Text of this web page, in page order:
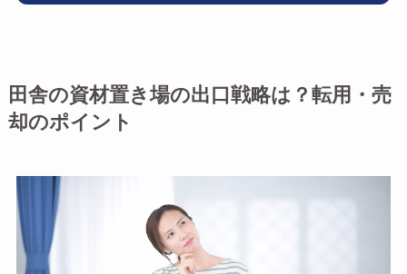
田舎の資材置き場の出口戦略は？転用・売
却のポイント